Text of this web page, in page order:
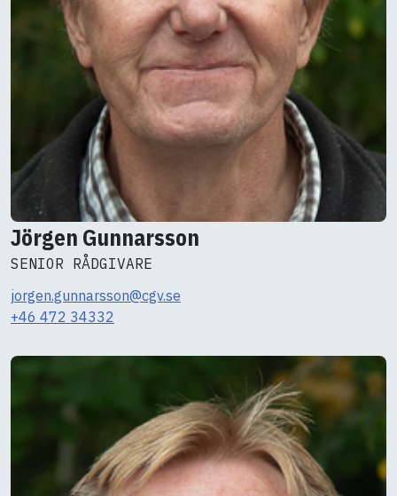
Jörgen Gunnarsson
SENIOR RÅDGIVARE
jorgen.gunnarsson@cgv.se
+46 472 34332